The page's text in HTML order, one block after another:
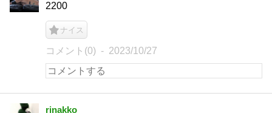
2200
ナイス
コメント(0) 2023/10/27
rinakko